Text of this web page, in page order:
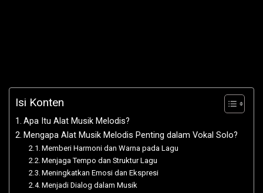
Isi Konten
Apa Itu Alat Musik Melodis?
Mengapa Alat Musik Melodis Penting dalam Vokal Solo?
Memberi Harmoni dan Warna pada Lagu
Menjaga Tempo dan Struktur Lagu
Meningkatkan Emosi dan Ekspresi
Menjadi Dialog dalam Musik